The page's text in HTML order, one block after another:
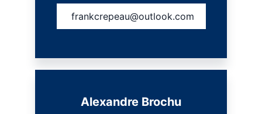
frankcrepeau@outlook.com
Alexandre Brochu